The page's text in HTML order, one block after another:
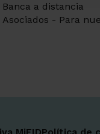
Banca a distancia
Asociados - Para